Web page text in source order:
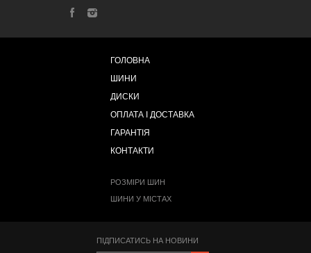
ГОЛОВНА
ШИНИ
ДИСКИ
ОПЛАТА І ДОСТАВКА
ГАРАНТІЯ
КОНТАКТИ
РОЗМІРИ ШИН
ШИНИ У МІСТАХ
ПІДПИСАТИСЬ НА НОВИНИ